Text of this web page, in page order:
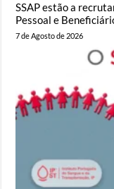
SSAP estão a
Pessoal e
7 de Agosto de 2026